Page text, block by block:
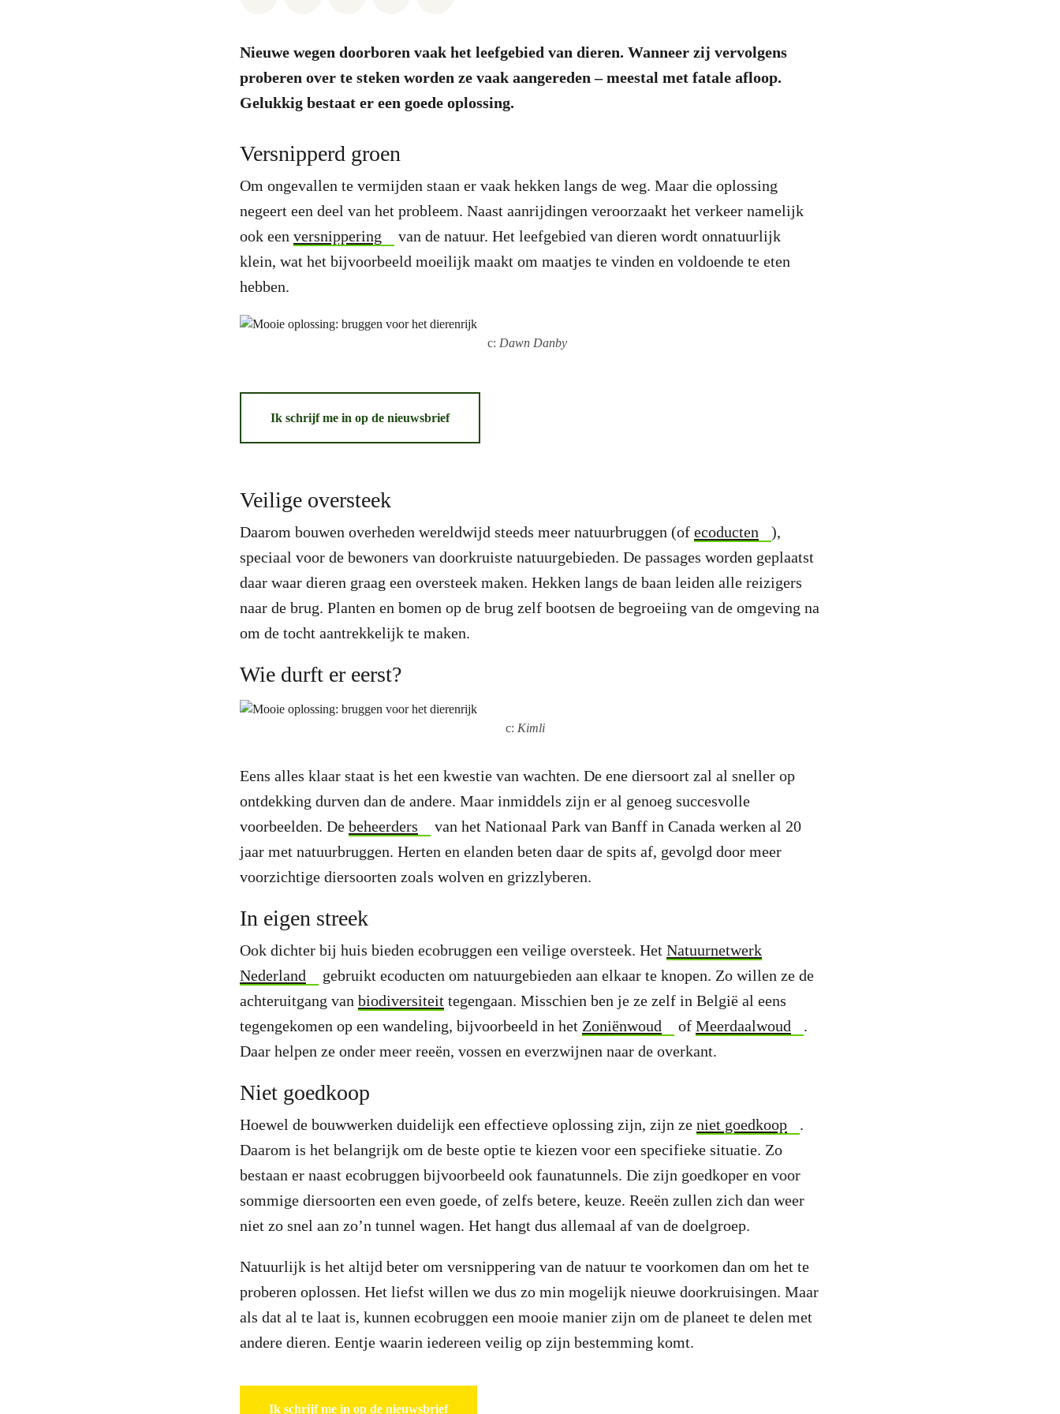
Nieuwe wegen doorboren vaak het leefgebied van dieren. Wanneer zij vervolgens
proberen over te steken worden ze vaak aangereden – meestal met fatale afloop.
Gelukkig bestaat er een goede oplossing.
Versnipperd groen
Om ongevallen te vermijden staan er vaak hekken langs de weg. Maar die oplossing
negeert een deel van het probleem. Naast aanrijdingen veroorzaakt het verkeer namelijk
ook een versnippering
van de natuur. Het leefgebied van dieren wordt onnatuurlijk
klein, wat het bijvoorbeeld moeilijk maakt om maatjes te vinden en voldoende te eten
hebben.
c: Dawn Danby
Ik schrijf me in op de nieuwsbrief
Veilige oversteek
Daarom bouwen overheden wereldwijd steeds meer natuurbruggen (of ecoducten
),
speciaal voor de bewoners van doorkruiste natuurgebieden. De passages worden geplaatst
daar waar dieren graag een oversteek maken. Hekken langs de baan leiden alle reizigers
naar de brug. Planten en bomen op de brug zelf bootsen de begroeiing van de omgeving na
om de tocht aantrekkelijk te maken.
Wie durft er eerst?
c: Kimli
Eens alles klaar staat is het een kwestie van wachten. De ene diersoort zal al sneller op
ontdekking durven dan de andere. Maar inmiddels zijn er al genoeg succesvolle
voorbeelden. De beheerders
van het Nationaal Park van Banff in Canada werken al 20
jaar met natuurbruggen. Herten en elanden beten daar de spits af, gevolgd door meer
voorzichtige diersoorten zoals wolven en grizzlyberen.
In eigen streek
Ook dichter bij huis bieden ecobruggen een veilige oversteek. Het Natuurnetwerk
Nederland
gebruikt ecoducten om natuurgebieden aan elkaar te knopen. Zo willen ze de
achteruitgang van biodiversiteit tegengaan. Misschien ben je ze zelf in België al eens
tegengekomen op een wandeling, bijvoorbeeld in het Zoniënwoud of Meerdaalwoud
.
Daar helpen ze onder meer reeën, vossen en everzwijnen naar de overkant.
Niet goedkoop
Hoewel de bouwwerken duidelijk een effectieve oplossing zijn, zijn ze niet goedkoop
.
Daarom is het belangrijk om de beste optie te kiezen voor een specifieke situatie. Zo
bestaan er naast ecobruggen bijvoorbeeld ook faunatunnels. Die zijn goedkoper en voor
sommige diersoorten een even goede, of zelfs betere, keuze. Reeën zullen zich dan weer
niet zo snel aan zo’n tunnel wagen. Het hangt dus allemaal af van de doelgroep.
Natuurlijk is het altijd beter om versnippering van de natuur te voorkomen dan om het te
proberen oplossen. Het liefst willen we dus zo min mogelijk nieuwe doorkruisingen. Maar
als dat al te laat is, kunnen ecobruggen een mooie manier zijn om de planeet te delen met
andere dieren. Eentje waarin iedereen veilig op zijn bestemming komt.
Ik schrijf me in op de nieuwsbrief